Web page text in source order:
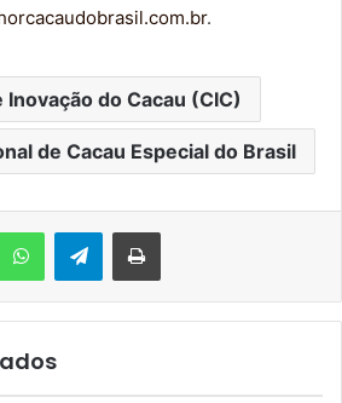
.
do Cacau (CIC)
de Cacau Especial do Brasil
WhatsAppTelegramImprimir